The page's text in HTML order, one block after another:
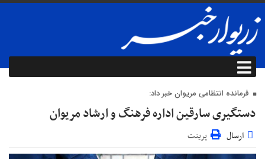
فرمانده انتظامی مریوان خبر داد:
دستگیری سارقین اداره‌ فرهنگ و ارشاد مریوان
ارسال پرینت